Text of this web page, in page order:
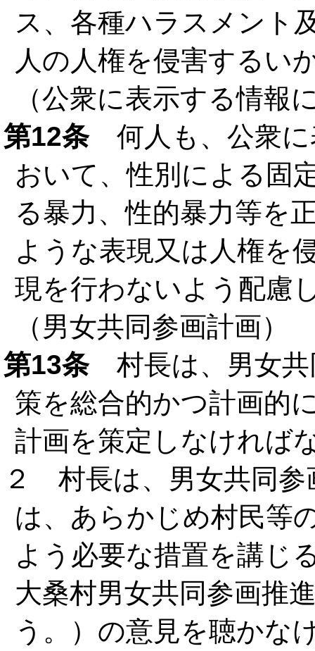
ス、各種ハラスメント
人の人権を侵害するい
（公衆に表示する情報
第12条何人も、公衆に
おいて、性別による固
る暴力、性的暴力等を
ような表現又は人権を
現を行わないよう配慮
（男女共同参画計画）
第13条村長は、男女共
策を総合的かつ計画的
計画を策定しなければ
２ 村長は、男女共同参
は、あらかじめ村民等
よう必要な措置を講じ
大桑村男女共同参画推
う。）の意見を聴かな